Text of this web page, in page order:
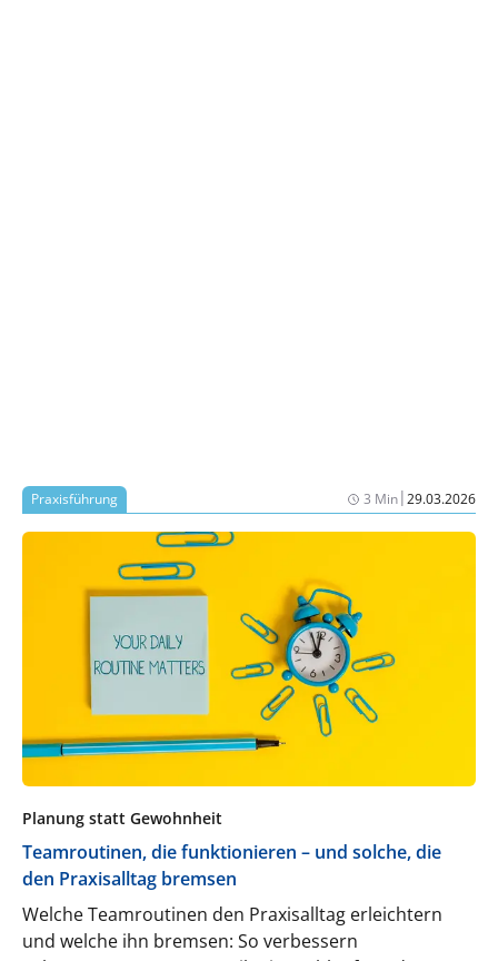
Praxisführung 3 Min|29.03.2026
Planung statt Gewohnheit
Teamroutinen, die funktionieren – und solche, die
den Praxisalltag bremsen
Welche Teamroutinen den Praxisalltag erleichtern
und welche ihn bremsen: So verbessern